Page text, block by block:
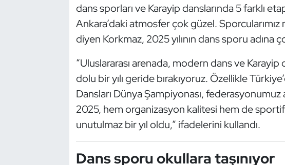
dans sporları ve Karayip danslarında 5 farklı
Ankara’daki atmosfer çok güzel.
diyen Korkmaz, 2025 yılının dans sporu
“Uluslararası arenada, modern dans ve Karayip
dolu bir yılı geride bırakıyoruz. Özellikle
Dansları Dünya Şampiyonası, federasyonumuz
2025, hem organizasyon kalitesi hem de sportif
unutulmaz bir yıl oldu,” ifadelerini kullandı.
Dans sporu okullara taşınıyor
İşitme Engelli Sporcular
Judo ve Kuraş
Kano ve Rafting